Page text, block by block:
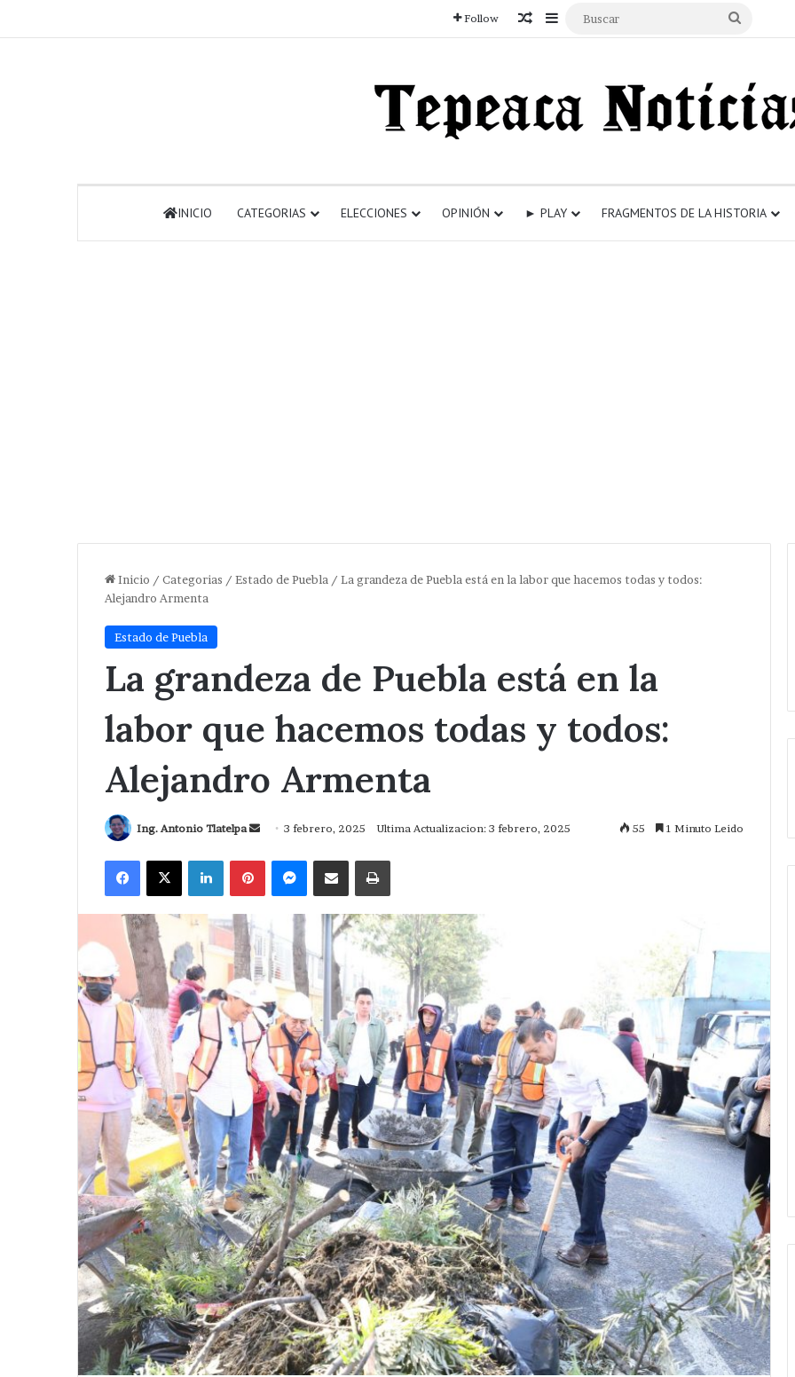
Follow Articulo aleatorio
Sidebar
INICIO CATEGORIAS ELECCIONES OPINIÓN ► PLAY FRAGMENTOS DE LA HISTORIA
Inicio / Categorias / Estado de Puebla / La grandeza de Puebla está en la labor que hacemos todas y todos:
Alejandro Armenta
Estado de Puebla
La grandeza de Puebla está en la
labor que hacemos todas y todos:
Alejandro Armenta
Ing. Antonio Tlatelpa
Send
email
3 febrero, 2025 Ultima Actualizacion: 3 febrero, 2025 55 1 Minuto Leido
Facebook
X LinkedInPinterestMessengerCompartir via CorreoImprimir